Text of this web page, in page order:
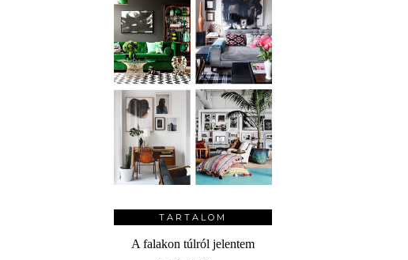
TARTALOM
A falakon túlról jelentem